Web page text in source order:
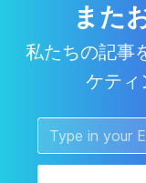
また
私たちの記事
ケティ